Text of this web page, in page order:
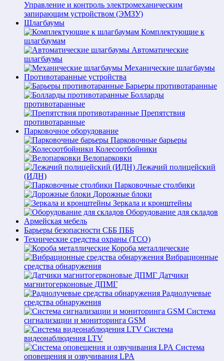
Управление и контроль электромеханическим
запирающим устройством (ЭМЗУ)
Шлагбаумы
Комплектующие к
шлагбаумам
Автоматические
шлагбаумы
Механические шлагбаумы
Противотаранные устройства
Барьеры противотаранные
Болларды
противотаранные
Препятствия
противотаранные
Парковочное оборудование
Парковочные барьеры
Колесоотбойники
Велопарковки
Лежачий полицейский
(ИДН)
Парковочные столбики
Дорожные блоки
Зеркала и кронштейны
Оборудование для складов
Армейская мебель
Барьеры безопасности СББ ПББ
Технические средства охраны (ТСО)
Короба металлические
Вибрационные
средства обнаружения
Датчики
магнитогерконовые ДПМГ
Радиолучевые
средства обнаружения
Система
сигнализации и мониторинга GSM
Система
видеонаблюдения LTV
Система
оповещения и озвучивания LPA